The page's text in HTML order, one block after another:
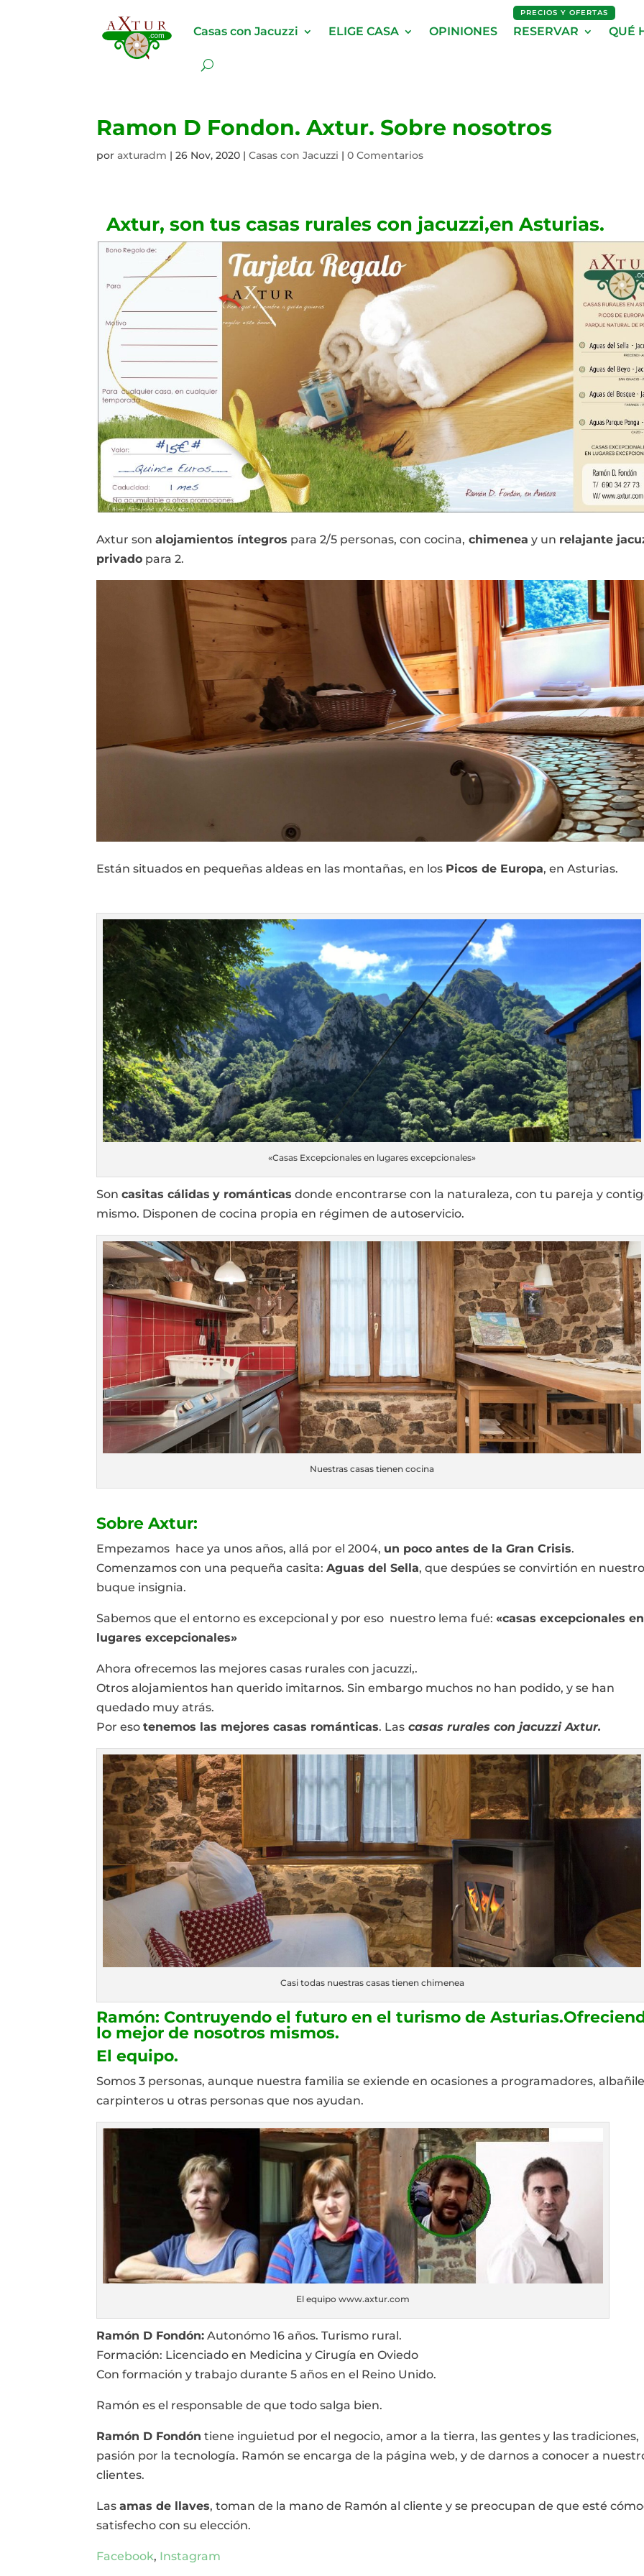
Casas con Jacuzzi ELIGE CASA OPINIONES
PRECIOS Y OFERTAS
RESERVAR QUÉ
Ramon D Fondon. Axtur. Sobre nosotros
poraxturadm |26 Nov, 2020 |Casas con Jacuzzi |0 Comentarios
Axtur, son tus casas ruralescon jacuzzi,enAsturias.
Axtur sonalojamientos íntegros para 2/5 personas, con cocina, chimenea y un relajante
privado para 2.
Están situados en pequeñas aldeas en las montañas, en los Picos de Europa, en Asturias.
«Casas Excepcionales en lugares excepcionales»
Soncasitas cálidas y románticas donde encontrarse con la naturaleza, con tu pareja y
mismo. Disponen de cocina propia en régimen de autoservicio.
Nuestras casas tienen cocina
Sobre Axtur:
Empezamos hace ya unos años, allá por el 2004, un poco antes de la Gran Crisis.
Comenzamos con una pequeña casita:Aguas del Sella, que despúes se convirtión en
buque insignia.
Sabemos que el entorno es excepcional y por eso nuestro lema fué:«casas excepcionales en
lugares excepcionales»
Ahora ofrecemos las mejores casas rurales con jacuzzi,.
Otros alojamientos han querido imitarnos. Sin embargo muchos no han podido, y se han
quedado muy atrás.
Por esotenemos las mejores casas románticas. Las casas rurales con jacuzzi Axtur.
Casi todas nuestras casas tienen chimenea
Ramón: Contruyendo el futuro en el turismo de
lo mejor de nosotros mismos.
El equipo.
Somos 3 personas, aunque nuestra familia se exiende en ocasiones a programadores,
carpinteros u otras personas que nos ayudan.
El equipo www.axtur.com
Ramón D Fondón: Autonómo 16 años. Turismo rural.
Formación: Licenciado en Medicina y Cirugía en Oviedo
Con formación y trabajo durante 5 años en el Reino Unido.
Ramón es el responsable de que todo salga bien.
Ramón D Fondón tiene inguietud por el negocio, amor a la tierra, las gentes y las tradiciones,
pasión por la tecnología. Ramón se encarga de la página web, y de darnos a conocer a
clientes.
Lasamas de llaves, toman de la mano de Ramón al cliente y se preocupan de que esté
satisfecho con su elección.
Facebook, Instagram